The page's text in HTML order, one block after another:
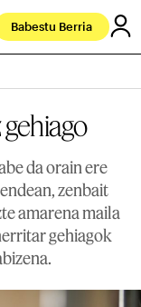
Babestu Berria
da orain ere
zenbait
amarena maila
gehiagok